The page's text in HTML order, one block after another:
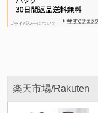
楽天市場/Rakuten